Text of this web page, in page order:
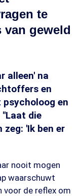
te
geweld
alleen' na
en
psycholoog en
"Laat die
zeg: 'Ik ben er
nooit mogen
waarschuwt
voor de reflex om